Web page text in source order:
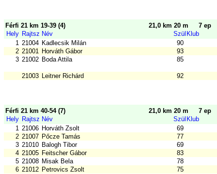
Férfi 21 km 19-39 (4) 21,0 km 20 m
7 ep
Hely Rajtsz Név Szül Klub
1 21004 Kadlecsik Milán
90
2 21001 Horváth Gábor
93
3 21002 Boda Attila 85
21003 Leitner Richárd 92
Férfi 21 km 40-54 (7) 21,0 km 20 m
7 ep
Hely Rajtsz Név Szül Klub
1 21006 Horváth Zsolt
69
2 21007 Pőcze Tamás
77
3 21010 Balogh Tibor
69
4 21005 Feitscher Gábor
83
5 21008 Misak Bela
78
6 21012 Petrovics Zsolt 75